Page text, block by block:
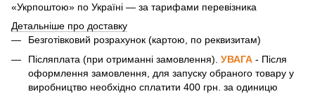
«Укрпоштою» по Україні — за тарифами перевізника
Детальніше про доставку
Безготівковий розрахунок (картою, по реквизитам)
Післяплата (при отриманні замовлення). УВАГА - Після
оформлення замовлення, для запуску обраного товару у
виробництво необхідно сплатити 400 грн. за одиницю